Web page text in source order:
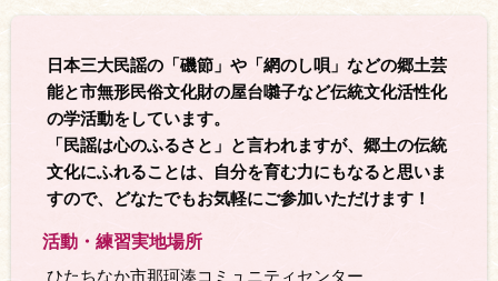
日本三大民謡の「磯節」や「網のし唄」などの郷土芸
能と市無形民俗文化財の屋台囃子など伝統文化活性化
の学活動をしています。
「民謡は心のふるさと」と言われますが、郷土の伝統
文化にふれることは、自分を育む力にもなると思いま
すので、どなたでもお気軽にご参加いただけます！
活動・練習実地場所
ひたちなか市那珂湊コミュニティセンター